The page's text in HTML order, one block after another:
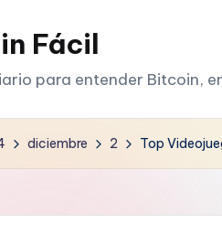
Fácil
para entender Bitcoin,
diciembre 2 Top